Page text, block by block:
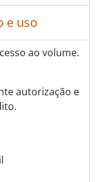
e uso
ao volume.
autorização e